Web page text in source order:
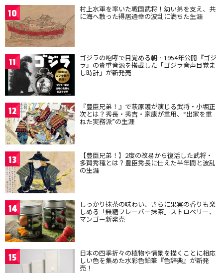
10 村上水軍を率いた戦国武将！幼い弟を支え、共
に海へ散った得居通幸の波乱に満ちた生涯
11 ゴジラの咆哮で目覚める朝…1954年公開『ゴジ
ラ』の貴重音源を搭載した「ゴジラ音声目覚ま
し時計」が新発売
12 『豊臣兄弟！』で萩原護が演じる武将・小堀正
次とは？秀長・秀吉・家康が重用、“出家を重
ねた実務派”の生涯
13 【豊臣兄弟！】2度の改易から復活した武将・
多賀秀種とは？豊臣秀長に仕えた半年間と波乱
の生涯
14 しっかり抹茶の味わい、さらに果実の香りも楽
しめる「無糖フレーバー抹茶」ストロベリー、
マンゴー新発売
15 日本の四季折々の植物や情景を描くことに相応
しい色を集めた水彩色鉛筆『色辞典』が新発
売！